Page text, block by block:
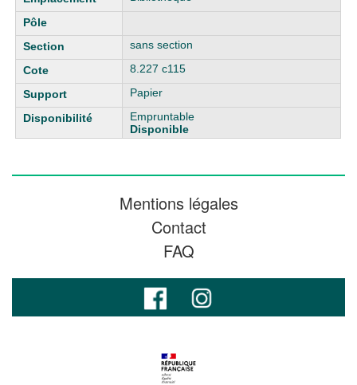
sans section
8.227 c115
Papier
Empruntable
Disponible
Mentions légales
Contact
FAQ